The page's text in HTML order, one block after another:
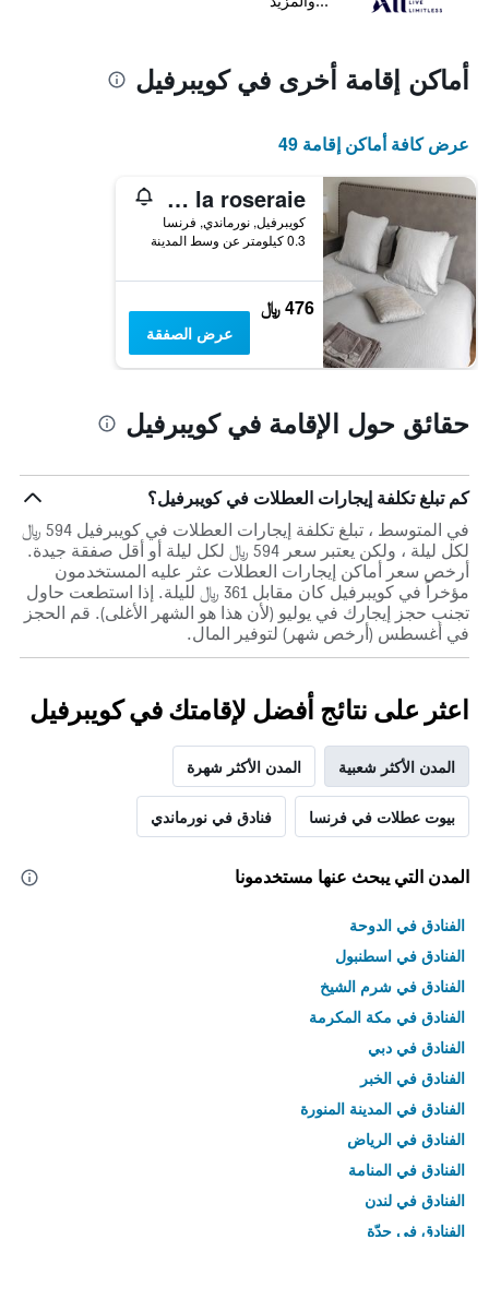
أماكن إقامة أخرى في كويبرفيل
عرض كافة أماكن إقامة 49
Gîte de la roseraie
كويبرفيل, نورماندي, فرنسا
0.3 كيلومتر عن وسط المدينة
476 ﷼
عرض الصفقة
حقائق حول الإقامة في كويبرفيل
كم تبلغ تكلفة إيجارات العطلات في كويبرفيل؟
في المتوسط ، تبلغ تكلفة إيجارات العطلات في كويبرفيل 594 ﷼
لكل ليلة ، ولكن يعتبر سعر 594 ﷼ لكل ليلة أو أقل صفقة جيدة.
أرخص سعر أماكن إيجارات العطلات عثر عليه المستخدمون
مؤخراً في كويبرفيل كان مقابل 361 ﷼ لليلة. إذا استطعت حاول
تجنب حجز إيجارك في يوليو (لأن هذا هو الشهر الأغلى). قم الحجز
في أغسطس (أرخص شهر) لتوفير المال.
اعثر على نتائج أفضل لإقامتك في كويبرفيل
المدن الأكثر شعبية المدن الأكثر شهرة
بيوت عطلات في فرنسا فنادق في نورماندي
المدن التي يبحث عنها مستخدمونا
الفنادق في الدوحة
الفنادق في اسطنبول
الفنادق في شرم الشيخ
الفنادق في مكة المكرمة
الفنادق في دبي
الفنادق في الخبر
الفنادق في المدينة المنورة
الفنادق في الرياض
الفنادق في المنامة
الفنادق في لندن
الفنادق في جدّة